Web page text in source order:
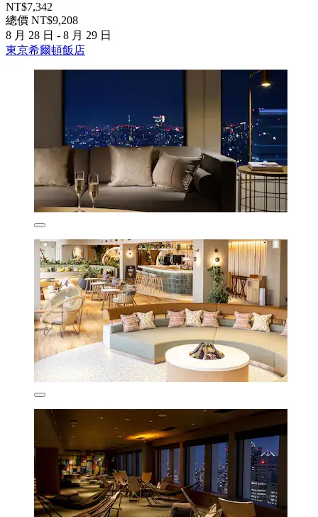
NT$7,342
總價 NT$9,208
8 月 28 日 - 8 月 29 日
東京希爾頓飯店